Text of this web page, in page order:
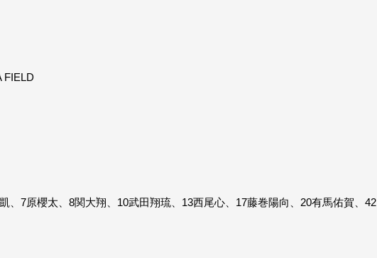
FIELD
、7原櫻太、8関大翔、10武田翔琉、13西尾心、17藤巻陽向、20有馬佑賀、42